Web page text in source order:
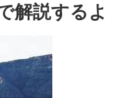
解説するよ